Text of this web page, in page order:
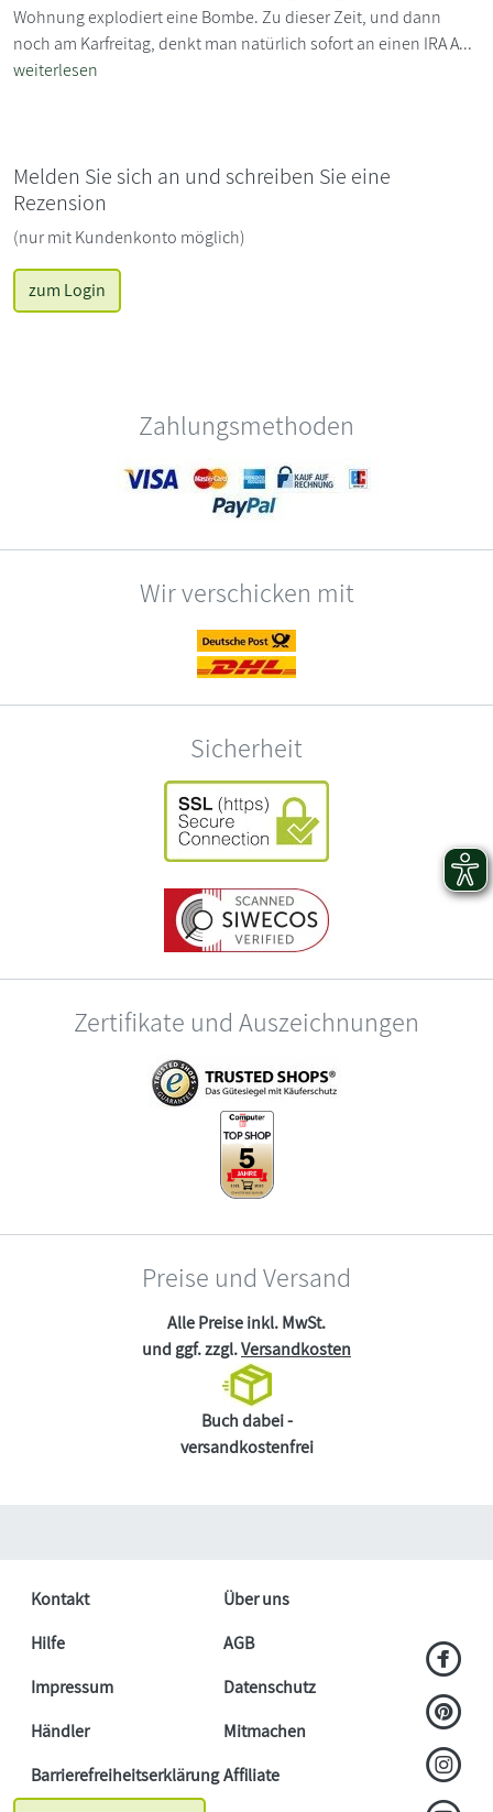
Wohnung explodiert eine Bombe. Zu dieser Zeit, und dann
noch am Karfreitag, denkt man natürlich sofort an einen IRA A...
weiterlesen
Melden Sie sich an und schreiben Sie eine
Rezension
(nur mit Kundenkonto möglich)
zum Login
Zahlungsmethoden
Wir verschicken mit
Sicherheit
Zertifikate und Auszeichnungen
Preise und Versand
Alle Preise inkl. MwSt.
und ggf. zzgl.Versandkosten
Buch dabei -
versandkostenfrei
Kontakt
Über uns
Hilfe
AGB
Impressum
Datenschutz
Händler
Mitmachen
BarrierefreiheitserklärungAffiliate